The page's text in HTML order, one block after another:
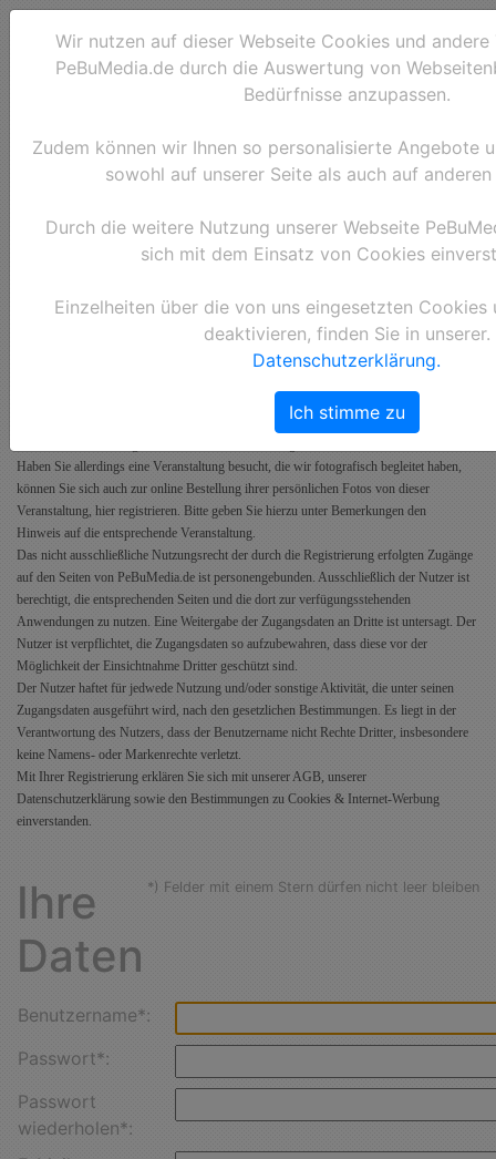
Zur Registrierung, füllen Sie bitte das nebenstehende Formular vollständig aus.
Eine Registrierung für den Bereich "Bildredaktionen, Verlage und Medien" kann nur für
Haben Sie allerdings eine Veranstaltung besucht, die wir fotografisch begleitet haben,
können Sie sich auch zur online Bestellung ihrer persönlichen Fotos von dieser
Veranstaltung, hier registrieren. Bitte geben Sie hierzu unter Bemerkungen den
Hinweis auf die entsprechende Veranstaltung.
Das nicht ausschließliche Nutzungsrecht der durch die Registrierung erfolgten Zugänge
auf den Seiten von PeBuMedia.de ist personengebunden. Ausschließlich der Nutzer ist
berechtigt, die entsprechenden Seiten und die dort zur verfügungsstehenden
Anwendungen zu nutzen. Eine Weitergabe der Zugangsdaten an Dritte ist untersagt. Der
Nutzer ist verpflichtet, die Zugangsdaten so aufzubewahren, dass diese vor der
Möglichkeit der Einsichtnahme Dritter geschützt sind.
Der Nutzer haftet für jedwede Nutzung und/oder sonstige Aktivität, die unter seinen
Zugangsdaten ausgeführt wird, nach den gesetzlichen Bestimmungen. Es liegt in der
Verantwortung des Nutzers, dass der Benutzername nicht Rechte Dritter, insbesondere
keine Namens- oder Markenrechte verletzt.
Mit Ihrer Registrierung erklären Sie sich mit unserer AGB, unserer
Datenschutzerklärung sowie den Bestimmungen zu Cookies & Internet-Werbung
einverstanden.
*) Felder mit einem Stern dürfen nicht leer bleiben
Ihre
Daten
Benutzername*:
Passwort*:
Passwort
wiederholen*:
Wir nutzen auf dieser Webseite Cookies und andere
PeBuMedia.de durch die Auswertung von
Bedürfnisse anzupassen.
Zudem können wir Ihnen so personalisierte Angebote
sowohl auf unserer Seite als auch auf anderen
Durch die weitere Nutzung unserer Webseite
sich mit dem Einsatz von Cookies
Einzelheiten über die von uns eingesetzten Cookies
deaktivieren, finden Sie in unserer.
Datenschutzerklärung.
Ich stimme zu